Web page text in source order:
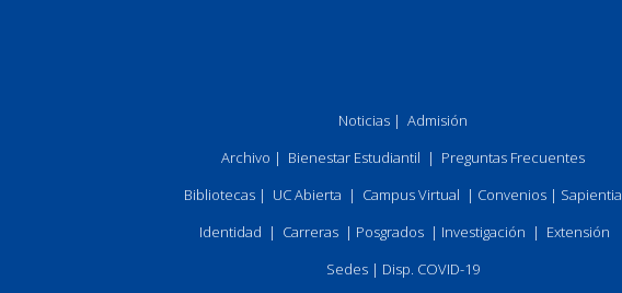
Noticias| Admisión
Archivo | Bienestar Estudiantil | Preguntas Frecuentes
Bibliotecas| UC Abierta | Campus Virtual | Convenios| Sapientia
Identidad | Carreras| Posgrados| Investigación | Extensión
Sedes| Disp. COVID-19